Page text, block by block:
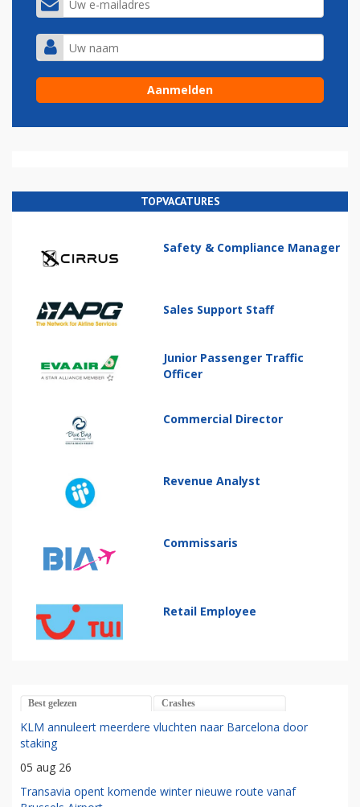
TOPVACATURES
Safety & Compliance Manager
Sales Support Staff
Junior Passenger Traffic
Officer
Commercial Director
Revenue Analyst
Commissaris
Retail Employee
Best gelezen Crashes
KLM annuleert meerdere vluchten naar Barcelona door
staking
05 aug 26
Transavia opent komende winter nieuwe route vanaf